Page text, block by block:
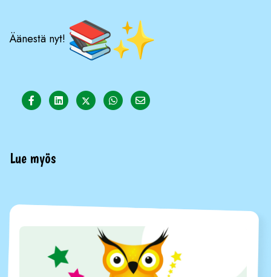
Äänestä nyt!
Share on Facebook
Share on LinkedIn
Share on Twitter
Share on WhatsApp
Lue myös